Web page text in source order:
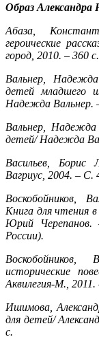
Образ Александра
Абаза,
героические
город, 2010. – 360 с.
Вальнер,
детей младшего
Надежда
Вальнер,
детей/ Надежда
Васильев, Борис
Вагриус, 2004. – С.
Воскобойников,
Книга для чтения
Юрий
России).
исторические
Аквилегия-М., 2011.
Ишимова,
для детей/
с.